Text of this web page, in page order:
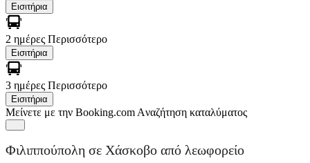
Εισιτήρια
2 ημέρες Περισσότερο
Εισιτήρια
3 ημέρες Περισσότερο
Εισιτήρια
Μείνετε με την Booking.com Aναζήτηση καταλύματος
Φιλιππούπολη σε Χάσκοβο από λεωφορείο